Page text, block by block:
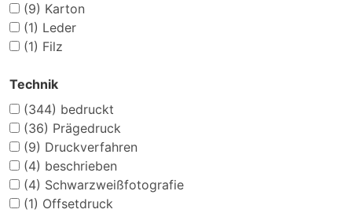
(9) Karton
(1) Leder
(1) Filz
Technik
(344) bedruckt
(36) Prägedruck
(9) Druckverfahren
(4) beschrieben
(4) Schwarzweißfotografie
(1) Offsetdruck